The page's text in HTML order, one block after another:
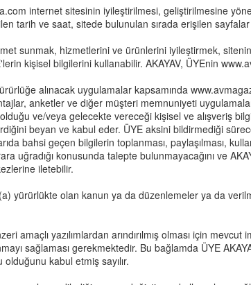
internet sitesinin iyileştirilmesi, geliştirilmesine
tarih ve saat, sitede bulunulan sırada erişilen
sunmak, hizmetlerini ve ürünlerini iyileştirmek,
kişisel bilgilerini kullanabilir. AKAYAV, ÜYEnin
alınacak uygulamalar kapsamında
anketler ve diğer müşteri memnuniyeti
ve/veya gelecekte vereceği kişisel ve alışveriş
beyan ve kabul eder. ÜYE aksini bildirmediği
bahsi geçen bilgilerin toplanması, paylaşılması,
uğradığı konusunda talepte bulunmayacağını ve
iletebilir.
yürürlükte olan kanun ya da düzenlemeler ya da
amaçlı yazılımlardan arındırılmış olması için
sağlaması gerekmektedir. Bu bağlamda ÜYE
kabul etmiş sayılır.